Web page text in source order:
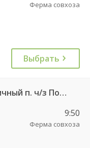
Ферма совхоза
Выбрать
133 Калининград АВ — Пограничный п. ч/з Поддубное п.
9:50
Ферма совхоза